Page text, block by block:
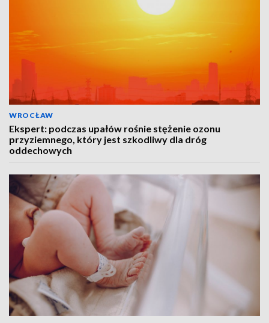
WROCŁAW
Ekspert: podczas upałów rośnie stężenie ozonu
przyziemnego, który jest szkodliwy dla dróg
oddechowych